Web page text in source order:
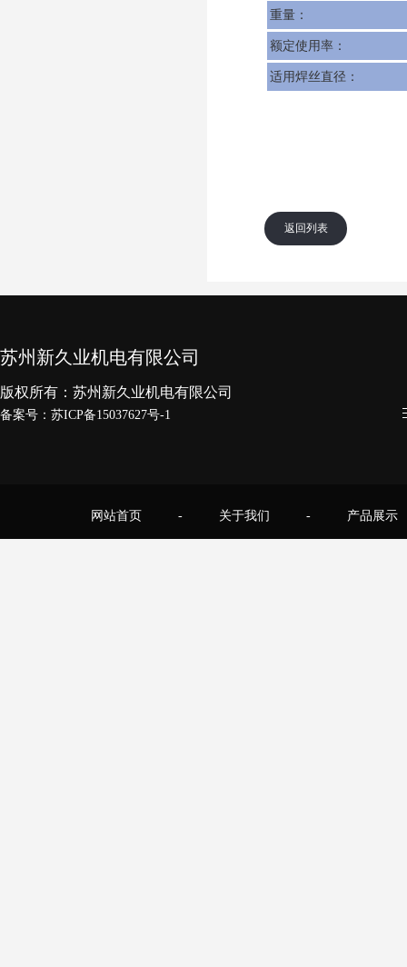
重量：
额定使用率：
适用焊丝直径 ：
返回列表
苏州新久业机电有限公司
版权所有：苏州新久业机电有限公司
备案号： 苏ICP备15037627号-1
网站首页 - 关于我们 - 产品展示